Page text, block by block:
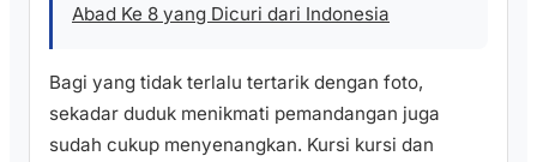
Abad Ke 8 yang Dicuri dari Indonesia
Bagi yang tidak terlalu tertarik dengan foto,
sekadar duduk menikmati pemandangan juga
sudah cukup menyenangkan. Kursi kursi dan